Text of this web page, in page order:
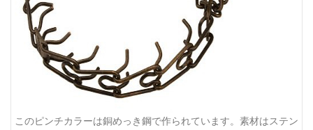
このピンチカラーは銅めっき鋼で作られています。素材はステン